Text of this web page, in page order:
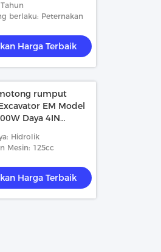
berlaku: Peternakan
Harga Terbaik
rumput
EM Model
Daya 4IN
Hidrolik
Mesin: 125cc
Harga Terbaik